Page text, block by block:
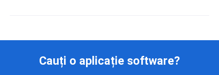
Cauți o aplicație software?